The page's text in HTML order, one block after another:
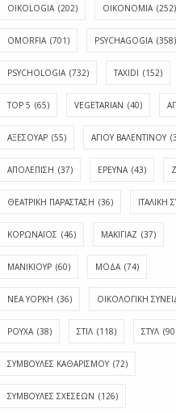
OIKOLOGIA (202) OIKONOMIA (252)
OMORFIA (701) PSYCHAGOGIA (358)
PSYCHOLOGIA (732) TAXIDI (152)
TOP 5 (65) VEGETARIAN (40)
ΑΞΕΣΟΥΑΡ (55) ΑΓΊΟΥ ΒΑΛΕΝΤΊΝΟΥ
ΑΠΟΛΈΠΙΣΗ (37) ΕΡΕΥΝΑ (43)
ΘΕΑΤΡΙΚΗ ΠΑΡΑΣΤΑΣΗ (36) ΙΤΑΛΙΚΗ
ΚΟΡΩΝΑΪΟΣ (46) ΜΑΚΙΓΙΑΖ (37)
ΜΑΝΙΚΙΟΥΡ (60) ΜΟΔΑ (74)
ΝΕΑ ΥΟΡΚΗ (36) ΟΙΚΟΛΟΓΙΚΗ
ΡΟΥΧΑ (38) ΣΤΙΛ (118) ΣΤΥΛ
ΣΥΜΒΟΥΛΕΣ ΚΑΘΑΡΙΣΜΟΥ (72)
ΣΥΜΒΟΥΛΕΣ ΣΧΕΣΕΩΝ (126)